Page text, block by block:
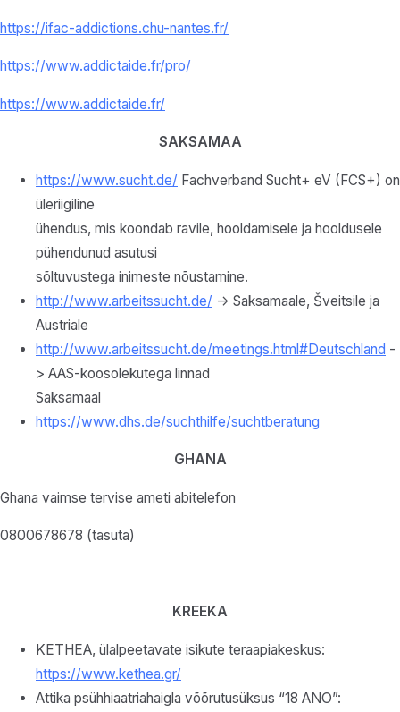
https://ifac-addictions.chu-nantes.fr/
https://www.addictaide.fr/pro/
https://www.addictaide.fr/
SAKSAMAA
https://www.sucht.de/ Fachverband Sucht+ eV (FCS+) on
üleriigiline
ühendus, mis koondab ravile, hooldamisele ja hooldusele
pühendunud asutusi
sõltuvustega inimeste nõustamine.
http://www.arbeitssucht.de/ -> Saksamaale, Šveitsile ja
Austriale
http://www.arbeitssucht.de/meetings.html#Deutschland -
> AAS-koosolekutega linnad
Saksamaal
https://www.dhs.de/suchthilfe/suchtberatung
GHANA
Ghana vaimse tervise ameti abitelefon
0800678678 (tasuta)
KREEKA
KETHEA, ülalpeetavate isikute teraapiakeskus:
https://www.kethea.gr/
Attika psühhiaatriahaigla võõrutusüksus “18 ANO”: